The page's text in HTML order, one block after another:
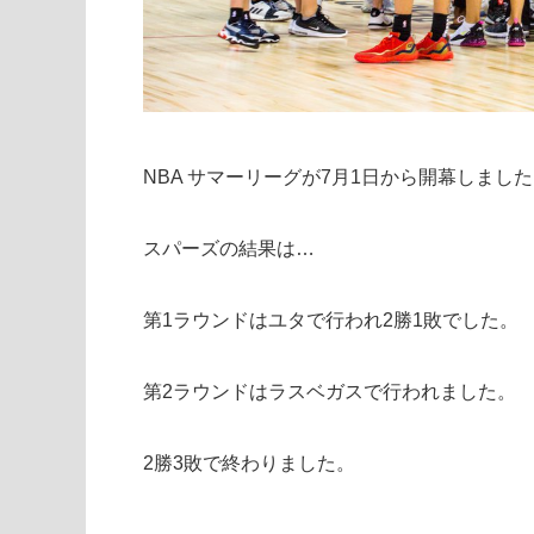
NBA サマーリーグが7月1日から開幕しまし
スパーズの結果は…
第1ラウンドはユタで行われ2勝1敗でした。
第2ラウンドはラスベガスで行われました。
2勝3敗で終わりました。